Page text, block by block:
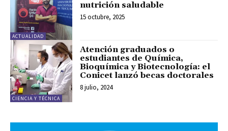
ACTUALIDAD
nutrición saludable
15 octubre, 2025
CIENCIA Y TÉCNICA
Atención graduados o
estudiantes de Química,
Bioquímica y Biotecnología: el
Conicet lanzó becas doctorales
8 julio, 2024